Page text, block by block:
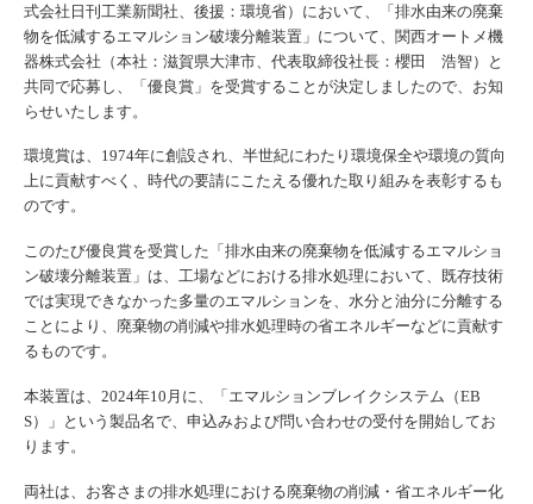
式会社日刊工業新聞社、後援：環境省）において、「排水由来の廃棄
物を低減するエマルション破壊分離装置」について、関西オートメ機
器株式会社（本社：滋賀県大津市、代表取締役社長：櫻田 浩智）と
共同で応募し、「優良賞」を受賞することが決定しましたので、お知
らせいたします。
環境賞は、1974年に創設され、半世紀にわたり環境保全や環境の質向
上に貢献すべく、時代の要請にこたえる優れた取り組みを表彰するも
のです。
このたび優良賞を受賞した「排水由来の廃棄物を低減するエマルショ
ン破壊分離装置」は、工場などにおける排水処理において、既存技術
では実現できなかった多量のエマルションを、水分と油分に分離する
ことにより、廃棄物の削減や排水処理時の省エネルギーなどに貢献す
るものです。
本装置は、2024年10月に、「エマルションブレイクシステム（EB
S）」という製品名で、申込みおよび問い合わせの受付を開始してお
ります。
両社は、お客さまの排水処理における廃棄物の削減・省エネルギー化